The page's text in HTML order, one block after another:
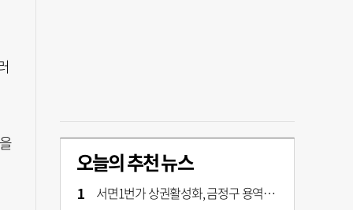
오늘의 추천 뉴스
서면1번가 상권활성화, 금정구 용역 그대로 ‘복붙’